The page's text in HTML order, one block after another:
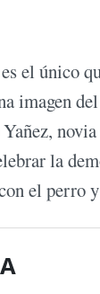
el único
imagen
la
el perro